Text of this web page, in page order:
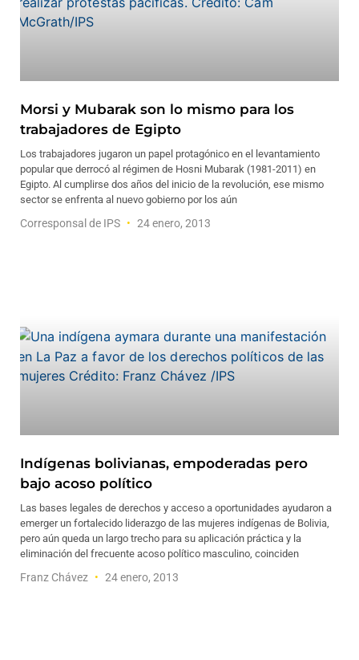
Morsi y Mubarak son lo mismo para los
trabajadores de Egipto
Los trabajadores jugaron un papel protagónico en el levantamiento
popular que derrocó al régimen de Hosni Mubarak (1981-2011) en
Egipto. Al cumplirse dos años del inicio de la revolución, ese mismo
sector se enfrenta al nuevo gobierno por los aún
Corresponsal de IPS 24 enero, 2013
Indígenas bolivianas, empoderadas pero
bajo acoso político
Las bases legales de derechos y acceso a oportunidades ayudaron a
emerger un fortalecido liderazgo de las mujeres indígenas de Bolivia,
pero aún queda un largo trecho para su aplicación práctica y la
eliminación del frecuente acoso político masculino, coinciden
Franz Chávez 24 enero, 2013